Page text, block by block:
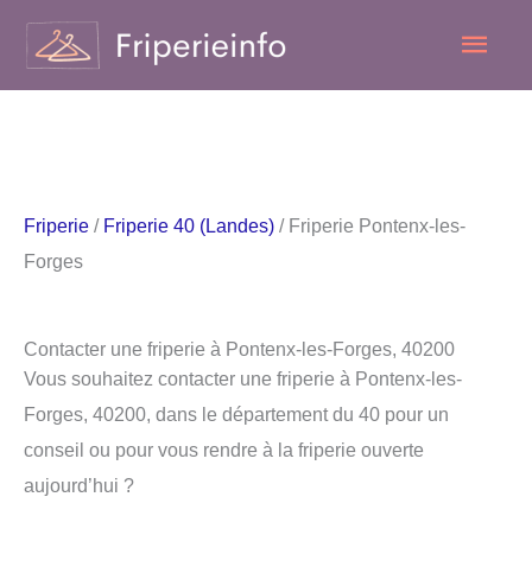
contenu
Friperie / Friperie 40 (Landes) / Friperie Pontenx-les-
Forges
Contacter une friperie à Pontenx-les-Forges, 40200
Vous souhaitez contacter une friperie à Pontenx-les-
Forges, 40200, dans le département du 40 pour un
conseil ou pour vous rendre à la friperie ouverte
aujourd’hui ?